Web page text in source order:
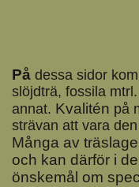
På dessa sidor
slöjdträ, fossila
annat. Kvalitén på
strävan att vara
Många av
och kan därför i
önskemål om